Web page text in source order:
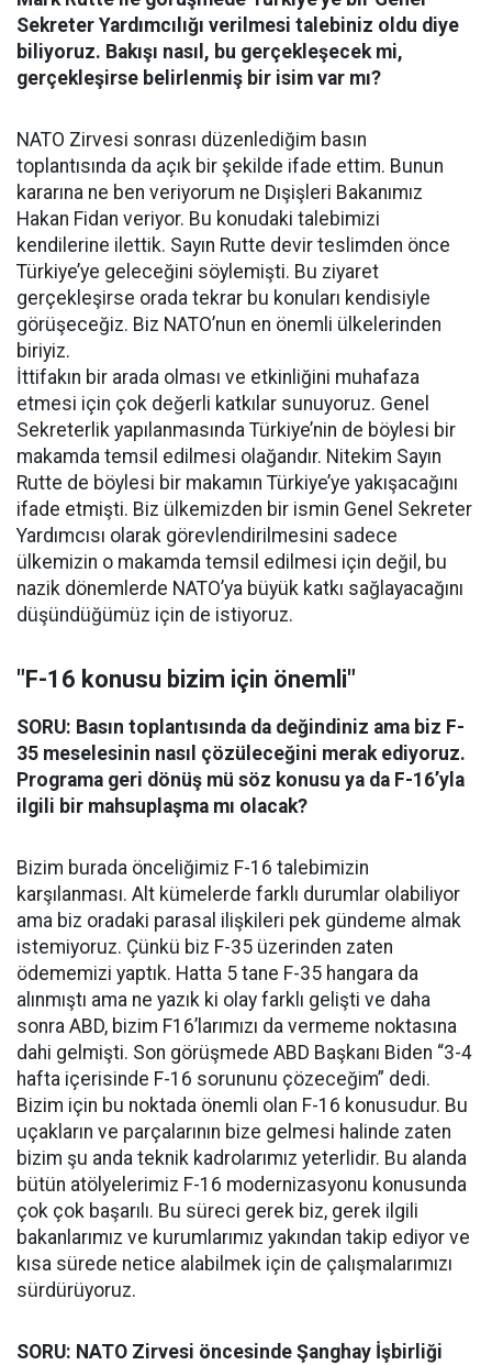
Sekreter Yardımcılığı verilmesi talebiniz oldu diye
biliyoruz. Bakışı nasıl, bu gerçekleşecek mi,
gerçekleşirse belirlenmiş bir isim var mı?
NATO Zirvesi sonrası düzenlediğim basın
toplantısında da açık bir şekilde ifade ettim. Bunun
kararına ne ben veriyorum ne Dışişleri Bakanımız
Hakan Fidan veriyor. Bu konudaki talebimizi
kendilerine ilettik. Sayın Rutte devir teslimden önce
Türkiye’ye geleceğini söylemişti. Bu ziyaret
gerçekleşirse orada tekrar bu konuları kendisiyle
görüşeceğiz. Biz NATO’nun en önemli ülkelerinden
biriyiz.
İttifakın bir arada olması ve etkinliğini muhafaza
etmesi için çok değerli katkılar sunuyoruz. Genel
Sekreterlik yapılanmasında Türkiye’nin de böylesi bir
makamda temsil edilmesi olağandır. Nitekim Sayın
Rutte de böylesi bir makamın Türkiye’ye yakışacağını
ifade etmişti. Biz ülkemizden bir ismin Genel Sekreter
Yardımcısı olarak görevlendirilmesini sadece
ülkemizin o makamda temsil edilmesi için değil, bu
nazik dönemlerde NATO’ya büyük katkı sağlayacağını
düşündüğümüz için de istiyoruz.
"F-16 konusu bizim için önemli"
SORU: Basın toplantısında da değindiniz ama biz F-
35 meselesinin nasıl çözüleceğini merak ediyoruz.
Programa geri dönüş mü söz konusu ya da F-16’yla
ilgili bir mahsuplaşma mı olacak?
Bizim burada önceliğimiz F-16 talebimizin
karşılanması. Alt kümelerde farklı durumlar olabiliyor
ama biz oradaki parasal ilişkileri pek gündeme almak
istemiyoruz. Çünkü biz F-35 üzerinden zaten
ödememizi yaptık. Hatta 5 tane F-35 hangara da
alınmıştı ama ne yazık ki olay farklı gelişti ve daha
sonra ABD, bizim F16’larımızı da vermeme noktasına
dahi gelmişti. Son görüşmede ABD Başkanı Biden “3-4
hafta içerisinde F-16 sorununu çözeceğim” dedi.
Bizim için bu noktada önemli olan F-16 konusudur. Bu
uçakların ve parçalarının bize gelmesi halinde zaten
bizim şu anda teknik kadrolarımız yeterlidir. Bu alanda
bütün atölyelerimiz F-16 modernizasyonu konusunda
çok çok başarılı. Bu süreci gerek biz, gerek ilgili
bakanlarımız ve kurumlarımız yakından takip ediyor ve
kısa sürede netice alabilmek için de çalışmalarımızı
sürdürüyoruz.
SORU: NATO Zirvesi öncesinde Şanghay İşbirliği